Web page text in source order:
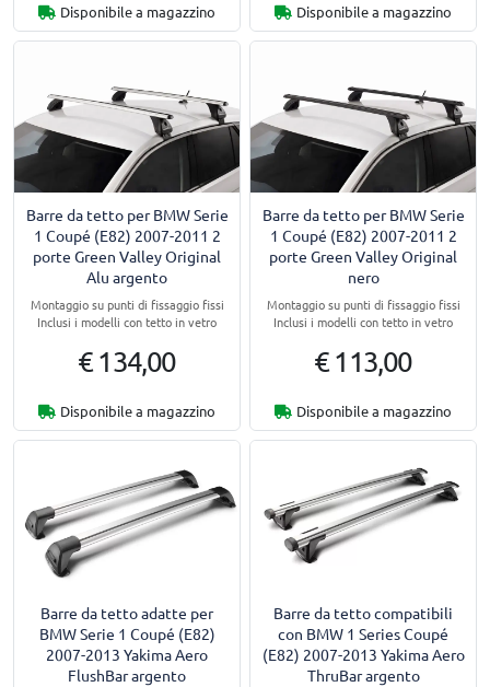
Disponibile a magazzino Disponibile a magazzino
Barre da tetto per BMW Serie
1 Coupé (E82) 2007-2011 2
porte Green Valley Original
Alu argento
Montaggio su punti di fissaggio fissi
Inclusi i modelli con tetto in vetro
€ 134,00
Disponibile a magazzino
Barre da tetto per BMW Serie
1 Coupé (E82) 2007-2011 2
porte Green Valley Original
nero
Montaggio su punti di fissaggio fissi
Inclusi i modelli con tetto in vetro
€ 113,00
Disponibile a magazzino
Barre da tetto adatte per
BMW Serie 1 Coupé (E82)
2007-2013 Yakima Aero
FlushBar argento
Barre da tetto compatibili
con BMW 1 Series Coupé
(E82) 2007-2013 Yakima Aero
ThruBar argento